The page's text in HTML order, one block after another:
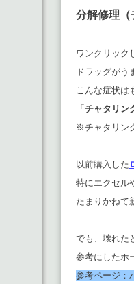
分解修理（
ワンクリック
ドラッグがう
こんな症状は
「 チャタリン
※チャタリン
以前購入した
特にエクセル
たまりかねて
でも、壊れた
参考にしたホ
参考ページ：